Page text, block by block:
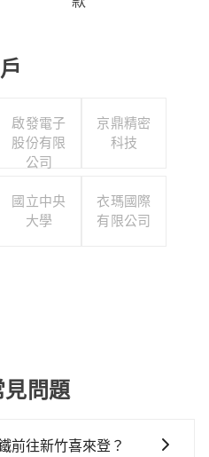
啟發電子
股份有限
公司
京鼎精密
科技
國立中央
大學
衣瑪國際
有限公司
問題
前往新竹喜來登？